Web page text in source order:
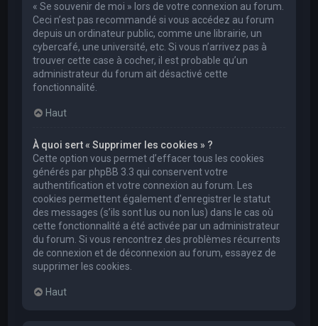
« Se souvenir de moi » lors de votre connexion au forum.
Ceci n’est pas recommandé si vous accédez au forum
depuis un ordinateur public, comme une librairie, un
cybercafé, une université, etc. Si vous n’arrivez pas à
trouver cette case à cocher, il est probable qu’un
administrateur du forum ait désactivé cette
fonctionnalité.
Haut
À quoi sert « Supprimer les cookies » ?
Cette option vous permet d’effacer tous les cookies
générés par phpBB 3.3 qui conservent votre
authentification et votre connexion au forum. Les
cookies permettent également d’enregistrer le statut
des messages (s’ils sont lus ou non lus) dans le cas où
cette fonctionnalité a été activée par un administrateur
du forum. Si vous rencontrez des problèmes récurrents
de connexion et de déconnexion au forum, essayez de
supprimer les cookies.
Haut